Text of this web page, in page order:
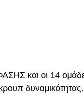
και οι 14